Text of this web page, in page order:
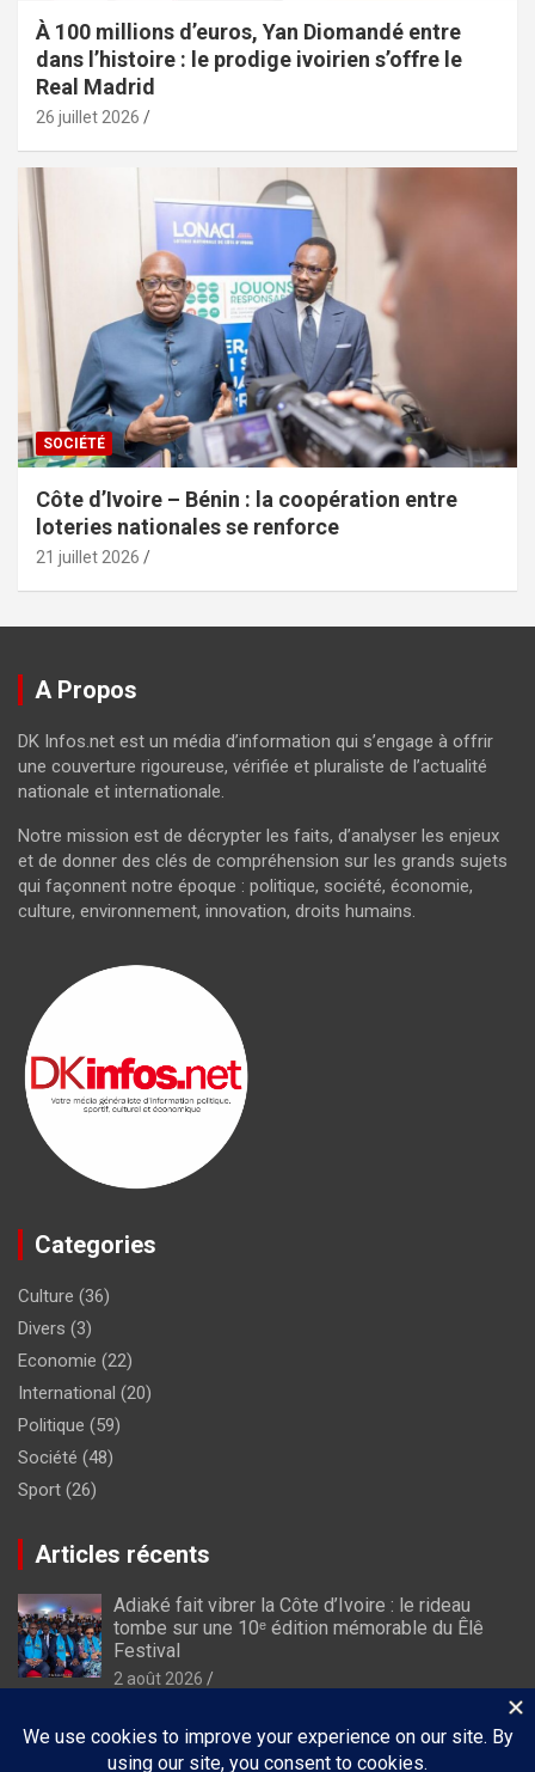
À 100 millions d’euros, Yan Diomandé entre
dans l’histoire : le prodige ivoirien s’offre le
Real Madrid
26 juillet 2026
SOCIÉTÉ
Côte d’Ivoire – Bénin : la coopération entre
loteries nationales se renforce
21 juillet 2026
A Propos
DK Infos.net est un média d’information qui s’engage à offrir
une couverture rigoureuse, vérifiée et pluraliste de l’actualité
nationale et internationale.
Notre mission est de décrypter les faits, d’analyser les enjeux
et de donner des clés de compréhension sur les grands sujets
qui façonnent notre époque : politique, société, économie,
culture, environnement, innovation, droits humains.
Categories
Culture (36)
Divers (3)
Economie (22)
International (20)
Politique (59)
Société (48)
Sport (26)
Articles récents
Adiaké fait vibrer la Côte d’Ivoire : le rideau
tombe sur une 10ᵉ édition mémorable du Êlê
Festival
2 août 2026
À Luanda, Dominique Ouattara porte le plaidoyer
africain en faveur de l’autonomisation des